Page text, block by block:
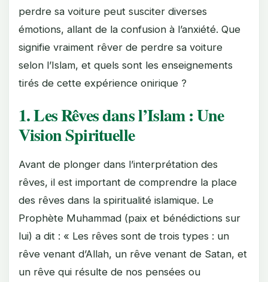
perdre sa voiture peut susciter diverses
émotions, allant de la confusion à l’anxiété. Que
signifie vraiment rêver de perdre sa voiture
selon l’Islam, et quels sont les enseignements
tirés de cette expérience onirique ?
1. Les Rêves dans l’Islam : Une
Vision Spirituelle
Avant de plonger dans l’interprétation des
rêves, il est important de comprendre la place
des rêves dans la spiritualité islamique. Le
Prophète Muhammad (paix et bénédictions sur
lui) a dit : « Les rêves sont de trois types : un
rêve venant d’Allah, un rêve venant de Satan, et
un rêve qui résulte de nos pensées ou